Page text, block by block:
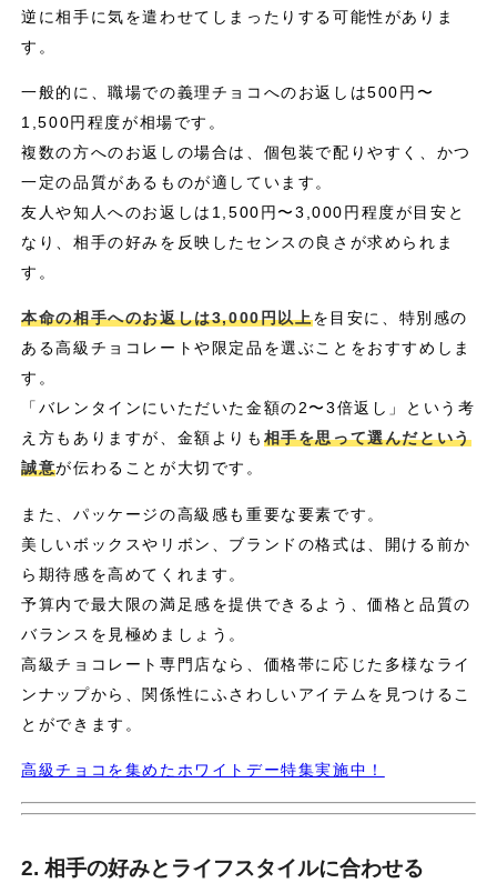
逆に相手に気を遣わせてしまったりする可能性がありま
す。
一般的に、職場での義理チョコへのお返しは500円〜
1,500円程度が相場です。
複数の方へのお返しの場合は、個包装で配りやすく、かつ
一定の品質があるものが適しています。
友人や知人へのお返しは1,500円〜3,000円程度が目安と
なり、相手の好みを反映したセンスの良さが求められま
す。
本命の相手へのお返しは3,000円以上を目安に、特別感の
ある高級チョコレートや限定品を選ぶことをおすすめしま
す。
「バレンタインにいただいた金額の2〜3倍返し」という考
え方もありますが、金額よりも 相手を思って選んだという
誠意が伝わることが大切です。
また、パッケージの高級感も重要な要素です。
美しいボックスやリボン、ブランドの格式は、開ける前か
ら期待感を高めてくれます。
予算内で最大限の満足感を提供できるよう、価格と品質の
バランスを見極めましょう。
高級チョコレート専門店なら、価格帯に応じた多様なライ
ンナップから、関係性にふさわしいアイテムを見つけるこ
とができます。
高級チョコを集めたホワイトデー特集実施中！
2. 相手の好みとライフスタイルに合わせる